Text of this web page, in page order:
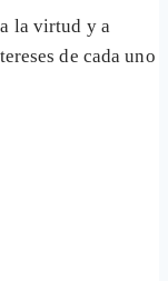
la virtud y a
de cada uno